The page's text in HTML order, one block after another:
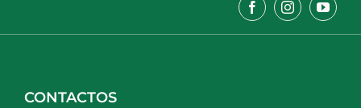
CONTACTOS